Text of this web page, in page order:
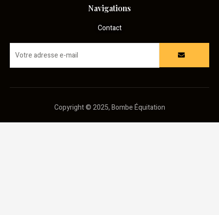
Navigations
Contact
Copyright © 2025, Bombe Équitation